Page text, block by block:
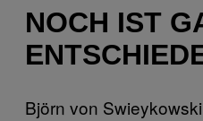
NOCH IST
Björn von